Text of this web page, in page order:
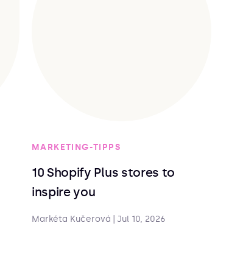
MARKETING-TIPPS
10 Shopify Plus stores to
inspire you
Markéta Kučerová Jul 10, 2026